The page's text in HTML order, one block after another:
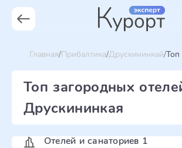
Главная Прибалтика Друскининкай Топ
Топ загородных
Друскининкая
Отелей и санаториев 1